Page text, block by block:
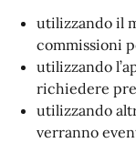
utilizzando il
commissioni
utilizzando
richiedere
utilizzando
verranno